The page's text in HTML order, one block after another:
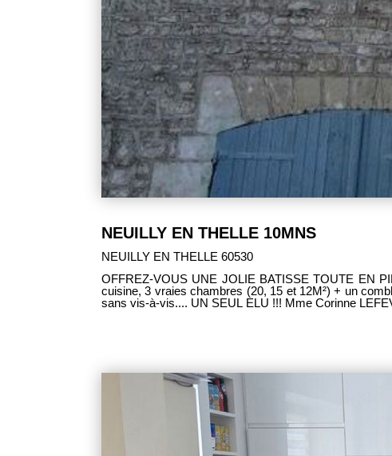
NEUILLY EN THELLE 10MNS
NEUILLY EN THELLE 60530
OFFREZ-VOUS UNE JOLIE BATISSE TOUTE EN
cuisine, 3 vraies chambres (20, 15 et 12M²) + un
sans vis-à-vis.... UN SEUL ELU !!! Mme Corinne